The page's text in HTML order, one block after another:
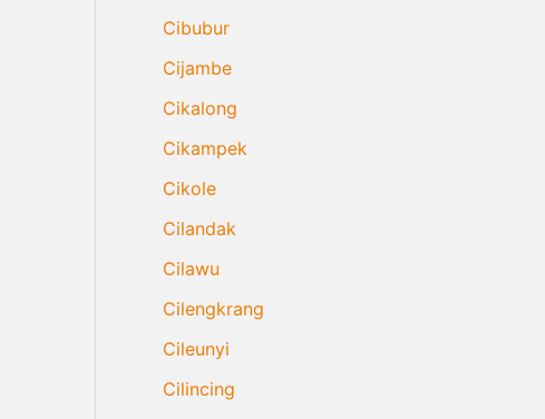
Cibubur
Cijambe
Cikalong
Cikampek
Cikole
Cilandak
Cilawu
Cilengkrang
Cileunyi
Cilincing